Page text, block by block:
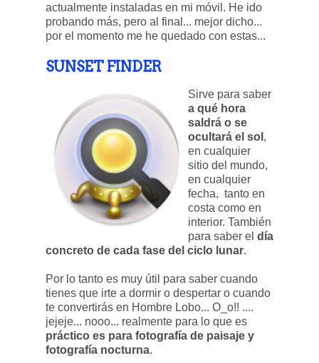
actualmente instaladas en mi móvil. He ido
probando más, pero al final... mejor dicho...
por el momento me he quedado con estas...
SUNSET FINDER
Sirve para saber
a qué hora
saldrá o se
ocultará el sol ,
en cualquier
sitio del mundo,
en cualquier
fecha, tanto en
costa como en
interior. También
para saber el día
concreto de cada fase del ciclo lunar.
Por lo tanto es muy útil para saber cuando
tienes que irte a dormir o despertar o cuando
te convertirás en Hombre Lobo... O_o!! ....
jejeje... nooo... realmente para lo que es
práctico es para fotografía de paisaje y
fotografía nocturna.